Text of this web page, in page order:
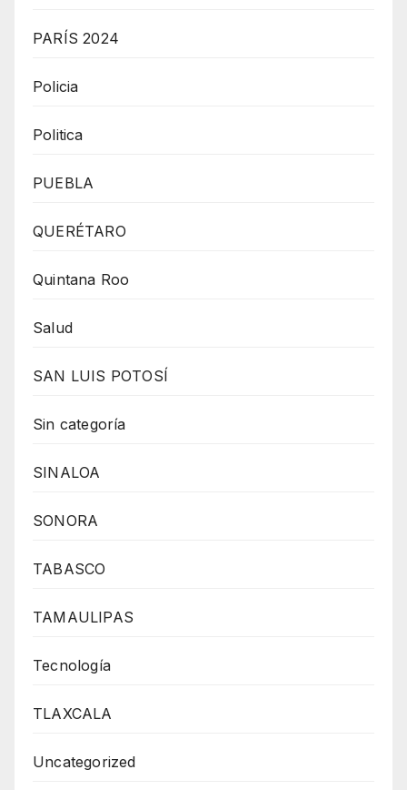
PARÍS 2024
Policia
Politica
PUEBLA
QUERÉTARO
Quintana Roo
Salud
SAN LUIS POTOSÍ
Sin categoría
SINALOA
SONORA
TABASCO
TAMAULIPAS
Tecnología
TLAXCALA
Uncategorized